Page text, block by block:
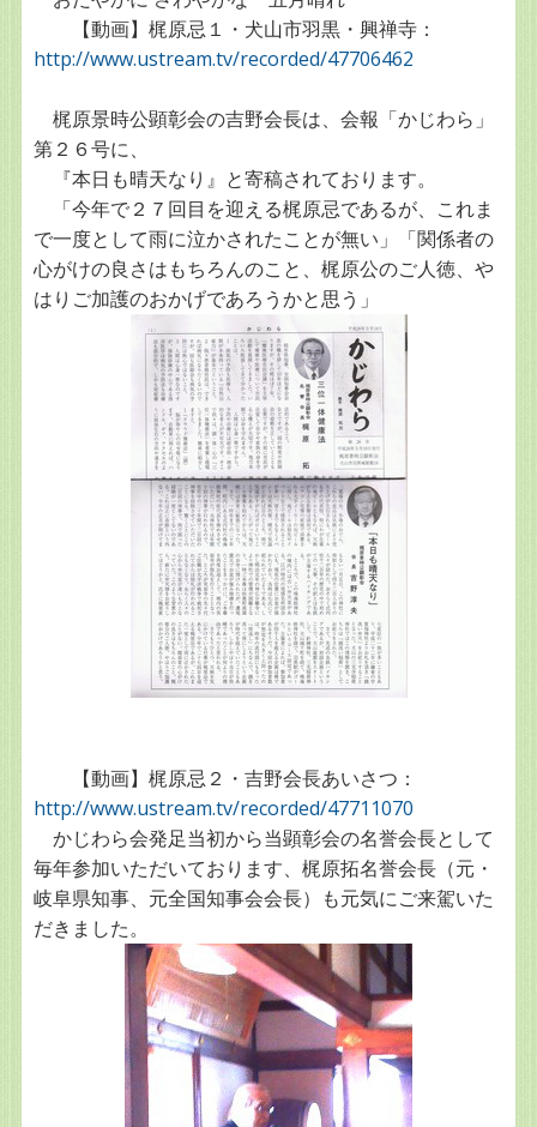
【動画】梶原忌１・犬山市羽黒・興禅寺：
http://www.ustream.tv/recorded/47706462
梶原景時公顕彰会の吉野会長は、会報「かじわら」
第２６号に、
『本日も晴天なり』と寄稿されております。
「今年で２７回目を迎える梶原忌であるが、これま
で一度として雨に泣かされたことが無い」「関係者の
心がけの良さはもちろんのこと、梶原公のご人徳、や
はりご加護のおかげであろうかと思う」
【動画】梶原忌２・吉野会長あいさつ：
http://www.ustream.tv/recorded/47711070
かじわら会発足当初から当顕彰会の名誉会長として
毎年参加いただいております、梶原拓名誉会長（元・
岐阜県知事、元全国知事会会長）も元気にご来駕いた
だきました。